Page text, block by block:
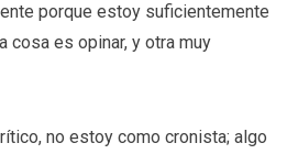
porque estoy suficientemente
cosa es opinar, y otra muy
no estoy como cronista; algo